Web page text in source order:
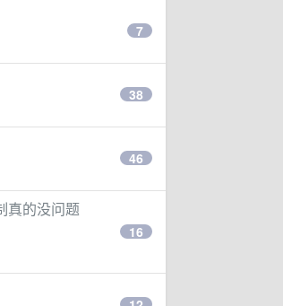
7
38
46
真的没问题
16